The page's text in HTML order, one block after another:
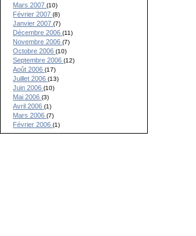
Mars 2007(10)
Février 2007(8)
Janvier 2007(7)
Décembre 2006(11)
Novembre 2006(7)
Octobre 2006(10)
Septembre 2006(12)
Août 2006(17)
Juillet 2006(13)
Juin 2006(10)
Mai 2006(3)
Avril 2006(1)
Mars 2006(7)
Février 2006(1)